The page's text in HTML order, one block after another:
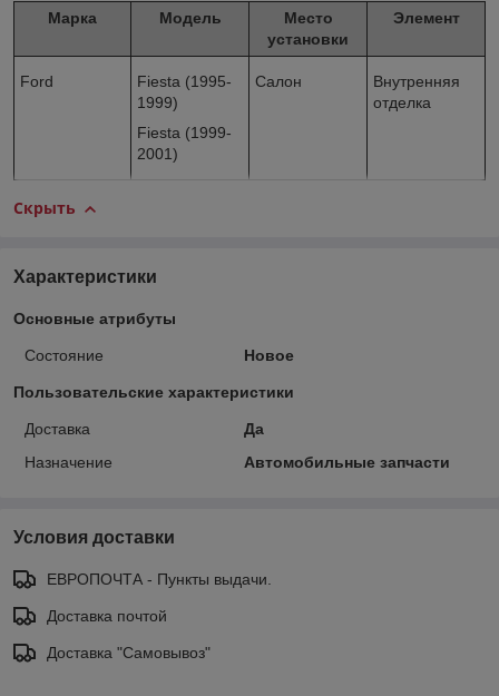
Марка Модель
Место
установки
Элемент
Ford
Fiesta (1995-
1999)
Fiesta (1999-
2001)
Салон
Внутренняя
отделка
Скрыть
Характеристики
Основные атрибуты
Состояние Новое
Пользовательские характеристики
Доставка
Да
Назначение
Автомобильные запчасти
Условия доставки
ЕВРОПОЧТА - Пункты выдачи.
Доставка почтой
Доставка "Самовывоз"